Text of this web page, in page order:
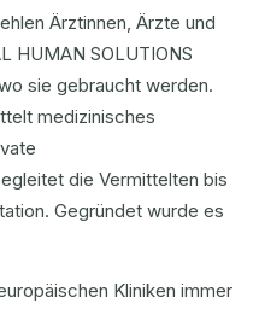
Ärztinnen, Ärzte und
HUMAN SOLUTIONS
sie gebraucht werden.
medizinisches
die Vermittelten bis
Gegründet wurde es
Kliniken immer